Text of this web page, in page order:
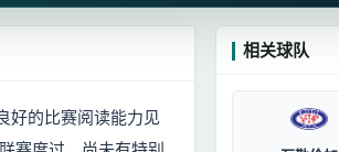
好的比赛阅读能力见
相关球队